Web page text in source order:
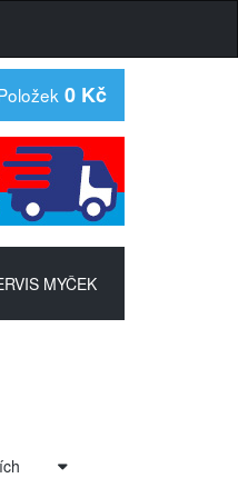
0 Kč
MYČEK